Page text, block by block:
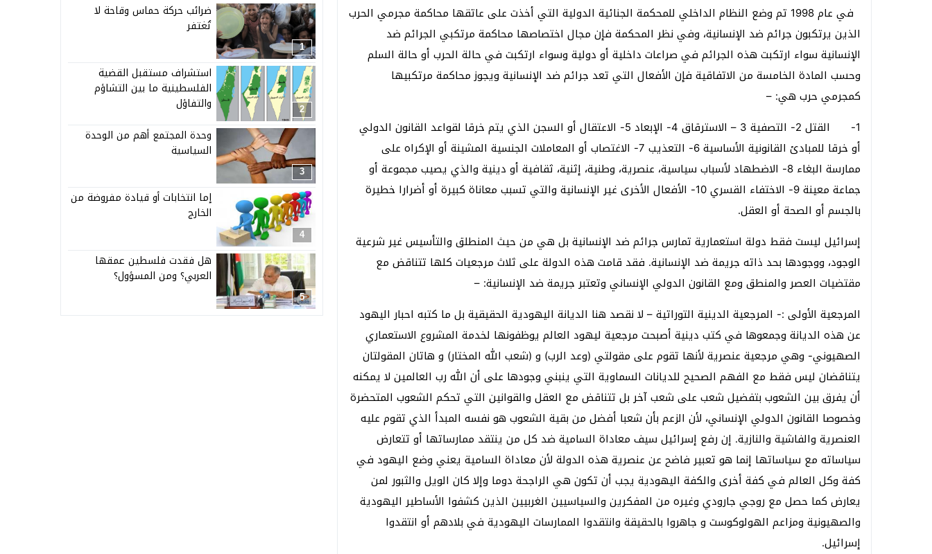
في عام 1998 تم وضع النظام الداخلي للمحكمة الجنائية الدولية التي أخذت على عاتقها محاكمة مجرمي الحرب
الذين يرتكبون جرائم ضد الإنسانية، وفي نظر المحكمة فإن مجال اختصاصها محاكمة مرتكبي الجرائم ضد
الإنسانية سواء ارتكبت هذه الجرائم في صراعات داخلية أو دولية وسواء ارتكبت في حالة الحرب أو حالة السلم
وحسب المادة الخامسة من الاتفاقية فإن الأفعال التي تعد جرائم ضد الإنسانية ويجوز محاكمة مرتكبيها
كمجرمي حرب هي: –
1- القتل 2- التصفية 3 – الاسترقاق 4- الإبعاد 5- الاعتقال أو السجن الذي يتم خرقا لقواعد القانون الدولي
أو خرقا للمبادئ القانونية الأساسية 6- التعذيب 7- الاغتصاب أو المعاملات الجنسية المشينة أو الإكراه على
ممارسة البغاء 8- الاضطهاد لأسباب سياسية، عنصرية، وطنية، إثنية، ثقافية أو دينية والذي يصيب مجموعة أو
جماعة معينة 9- الاختفاء القسري 10- الأفعال الأخرى غير الإنسانية والتي تسبب معاناة كبيرة أو أضرارا خطيرة
بالجسم أو الصحة أو العقل.
إسرائيل ليست فقط دولة استعمارية تمارس جرائم ضد الإنسانية بل هي من حيث المنطلق والتأسيس غير شرعية
الوجود، ووجودها بحد ذاته جريمة ضد الإنسانية. فقد قامت هذه الدولة على ثلاث مرجعيات كلها تتناقض مع
مقتضيات العصر والمنطق ومع القانون الدولي الإنساني وتعتبر جريمة ضد الإنسانية: –
المرجعية الأولى :- المرجعية الدينية التوراتية – لا نقصد هنا الديانة اليهودية الحقيقية بل ما كتبه احبار اليهود
عن هذه الديانة وجمعوها في كتب دينية أصبحت مرجعية ليهود العالم يوظفونها لخدمة المشروع الاستعماري
الصهيوني- وهي مرجعية عنصرية لأنها تقوم على مقولتي (وعد الرب) و (شعب الله المختار) و هاتان المقولتان
يتناقضان ليس فقط مع الفهم الصحيح للديانات السماوية التي ينبني وجودها على أن الله رب العالمين لا يمكنه
أن يفرق بين الشعوب بتفضيل شعب على شعب آخر بل تتناقض مع العقل والقوانين التي تحكم الشعوب المتحضرة
وخصوصا القانون الدولي الإنساني، لأن الزعم بأن شعبا أفضل من بقية الشعوب هو نفسه المبدأ الذي تقوم عليه
العنصرية والفاشية والنازية. إن رفع إسرائيل سيف معاداة السامية ضد كل من ينتقد ممارساتها أو تتعارض
سياساته مع سياساتها إنما هو تعبير فاضح عن عنصرية هذه الدولة لأن معاداة السامية يعني وضع اليهود في
كفة وكل العالم في كفة أخرى والكفة اليهودية يجب أن تكون هي الراجحة دوما وإلا كان الويل والثبور لمن
يعارض كما حصل مع روجي جارودي وغيره من المفكرين والسياسيين الغربيين الذين كشفوا الأساطير اليهودية
والصهيونية ومزاعم الهولوكوست و جاهروا بالحقيقة وانتقدوا الممارسات اليهودية في بلادهم أو انتقدوا
إسرائيل.
1
ضرائب حركة حماس وقاحة لا
تُغتفر
2
استشراف مستقبل القضية
الفلسطينية ما بين التشاؤم
والتفاؤل
3
وحدة المجتمع أهم من الوحدة
السياسية
4
إما انتخابات أو قيادة مفروضة من
الخارج
5
هل فقدت فلسطين عمقها
العربي؟ ومن المسؤول؟